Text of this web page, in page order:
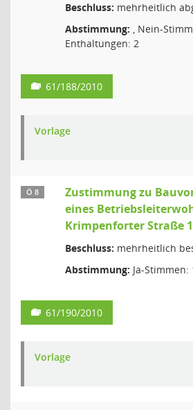
Beschluss: mehrheitlich
Abstimmung: , Nein-
Enthaltungen: 2
61/188/2010
Vorlage
Ö 8
Zustimmung zu
eines
Krimpenforter Straße
Beschluss: mehrheitlich
Abstimmung: Ja-Stimmen:
61/190/2010
Vorlage